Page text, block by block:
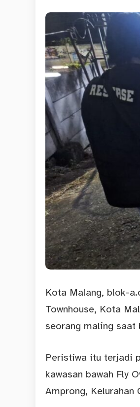
Kota Malang, blok-
Townhouse, Kota
seorang maling saat
Peristiwa itu terjadi
kawasan bawah Fly
Amprong, Kelurahan